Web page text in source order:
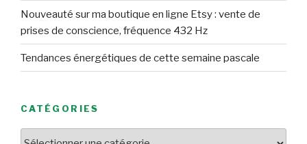
Nouveauté sur ma boutique en ligne Etsy : vente de
prises de conscience, fréquence 432 Hz
Tendances énergétiques de cette semaine pascale
CATÉGORIES